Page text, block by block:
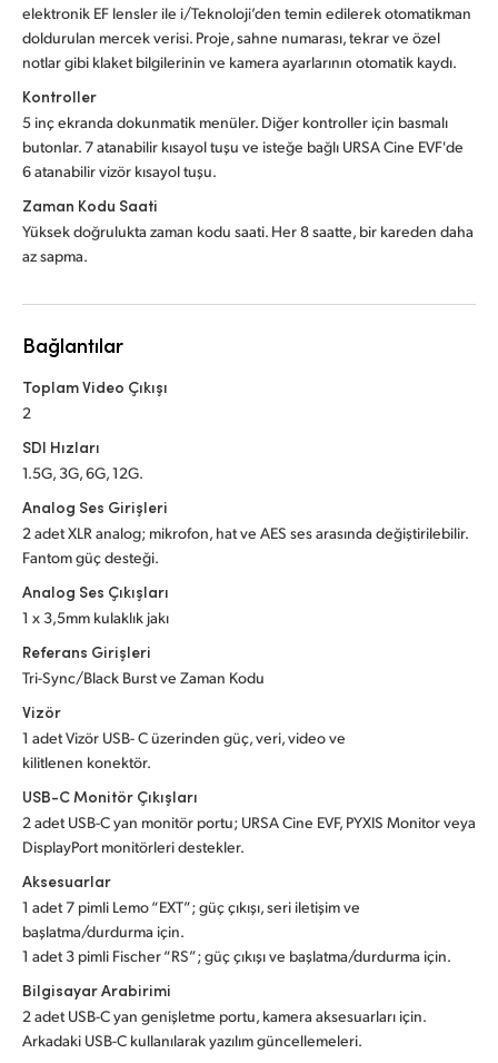
elektronik EF lensler ile i/Teknoloji’den temin edilerek otomatikman
doldurulan mercek verisi. Proje, sahne numarası, tekrar ve özel
notlar gibi klaket bilgilerinin ve kamera ayarlarının otomatik kaydı.
Kontroller
5 inç ekranda dokunmatik menüler. Diğer kontroller için basmalı
butonlar. 7 atanabilir kısayol tuşu ve isteğe bağlı URSA Cine EVF'de
6 atanabilir vizör kısayol tuşu.
Zaman Kodu Saati
Yüksek doğrulukta zaman kodu saati. Her 8 saatte, bir kareden daha
az sapma.
Bağlantılar
Toplam Video Çıkışı
2
SDI Hızları
1.5G, 3G, 6G, 12G.
Analog Ses Girişleri
2 adet XLR analog; mikrofon, hat ve AES ses arasında değiştirilebilir.
Fantom güç desteği.
Analog Ses Çıkışları
1 x 3,5mm kulaklık jakı
Referans Girişleri
Tri-Sync/Black Burst ve Zaman Kodu
Vizör
1 adet Vizör USB- C üzerinden güç, veri, video ve
kilitlenen konektör.
USB-C Monitör Çıkışları
2 adet USB-C yan monitör portu; URSA Cine EVF, PYXIS Monitor veya
DisplayPort monitörleri destekler.
Aksesuarlar
1 adet 7 pimli Lemo “EXT”; güç çıkışı, seri iletişim ve
başlatma/durdurma için.
1 adet 3 pimli Fischer “RS”; güç çıkışı ve başlatma/durdurma için.
Bilgisayar Arabirimi
2 adet USB-C yan genişletme portu, kamera aksesuarları için.
Arkadaki USB-C kullanılarak yazılım güncellemeleri.